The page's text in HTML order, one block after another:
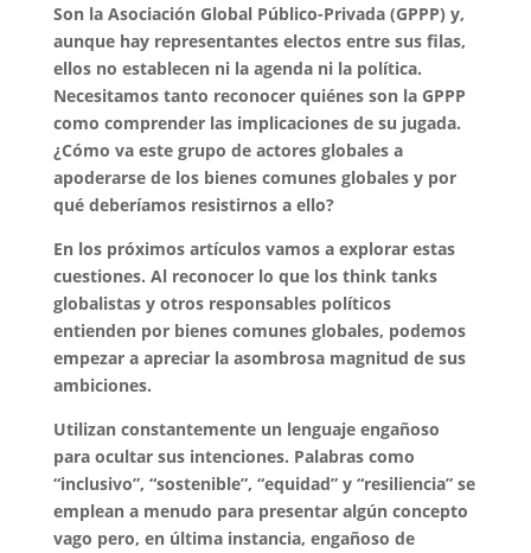
Son la Asociación Global Público-Privada (GPPP) y,
aunque hay representantes electos entre sus filas,
ellos no establecen ni la agenda ni la política.
Necesitamos tanto reconocer quiénes son la GPPP
como comprender las implicaciones de su jugada.
¿Cómo va este grupo de actores globales a
apoderarse de los bienes comunes globales y por
qué deberíamos resistirnos a ello?
En los próximos artículos vamos a explorar estas
cuestiones. Al reconocer lo que los think tanks
globalistas y otros responsables políticos
entienden por bienes comunes globales, podemos
empezar a apreciar la asombrosa magnitud de sus
ambiciones.
Utilizan constantemente un lenguaje engañoso
para ocultar sus intenciones. Palabras como
“inclusivo”, “sostenible”, “equidad” y “resiliencia” se
emplean a menudo para presentar algún concepto
vago pero, en última instancia, engañoso de